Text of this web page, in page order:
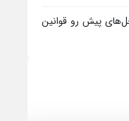
پیش رو قوانین